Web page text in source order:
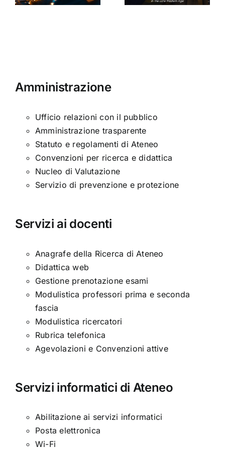
Amministrazione
Ufficio relazioni con il pubblico
Amministrazione trasparente
Statuto e regolamenti di Ateneo
Convenzioni per ricerca e didattica
Nucleo di Valutazione
Servizio di prevenzione e protezione
Servizi ai docenti
Anagrafe della Ricerca di Ateneo
Didattica web
Gestione prenotazione esami
Modulistica professori prima e seconda
fascia
Modulistica ricercatori
Rubrica telefonica
Agevolazioni e Convenzioni attive
Servizi informatici di Ateneo
Abilitazione ai servizi informatici
Posta elettronica
Wi-Fi